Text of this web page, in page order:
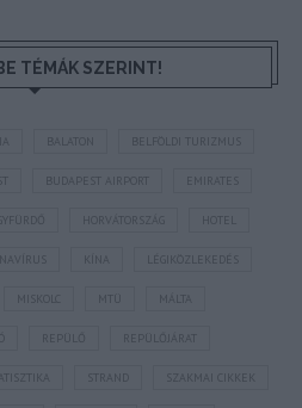
TÉMÁK SZERINT!
BALATON BELFÖLDI TURIZMUS
BUDAPEST AIRPORT EMIRATES
HORVÁTORSZÁG HOTEL
LÉGIKÖZLEKEDÉS
MTÜ MÁLTA
REPÜLŐJÁRAT
STRAND SZAKMAI CIKKEK